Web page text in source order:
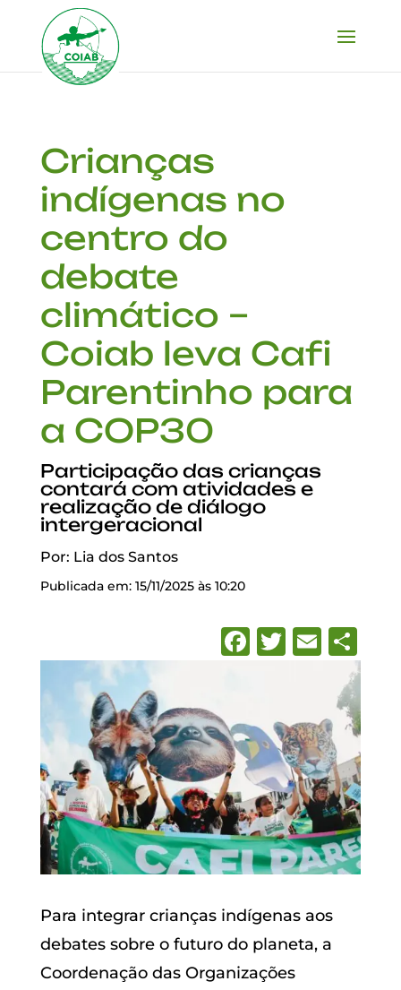
Crianças
indígenas no
centro do
debate
climático –
Coiab leva Cafi
Parentinho para
a COP30
Participação das crianças
contará com atividades e
realização de diálogo
intergeracional
Por: Lia dos Santos
Publicada em: 15/11/2025 às 10:20
Facebook
Twitter
Para integrar crianças indígenas aos
debates sobre o futuro do planeta, a
Coordenação das Organizações